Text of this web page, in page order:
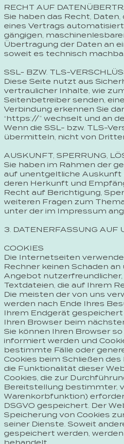
RECHT AUF
Sie haben das Recht,
eines Vertrags
gängigen,
Übertragung der Daten an
soweit es technisch
SSL- BZW. TLS-
Diese Seite nutzt aus
vertraulicher Inhalte, wie
Seitenbetreiber senden,
Verbindung erkennen Sie
“https://” wechselt und an
Wenn die SSL- bzw. TLS-
übermitteln, nicht von
AUSKUNFT, SPERRUNG,
Sie haben im Rahmen der
auf unentgeltliche Auskunft
deren Herkunft und
Recht auf Berichtigung,
weiteren Fragen zum
unter der im Impressum
3. DATENERFASSUNG AUF
COOKIES
Die Internetseiten
Rechner keinen Schaden
Angebot nutzerfreundlicher,
Textdateien, die auf Ihrem
Die meisten der von uns
werden nach Ende Ihres
Ihrem Endgerät gespeichert
Ihren Browser beim
Sie können Ihren Browser
informiert werden und
bestimmte Fälle oder
Cookies beim Schließen
die Funktionalität dieser
Cookies, die zur
Bereitstellung bestimmter,
Warenkorbfunktion)
DSGVO gespeichert. Der
Speicherung von Cookies
seiner Dienste. Soweit
gespeichert werden,